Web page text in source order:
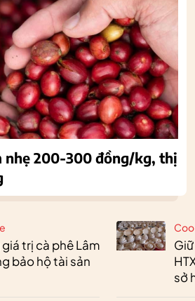
giá trị cà phê Lâm
bảo hộ tài sản
sở
nhẹ 200-300 đồng/kg, thị